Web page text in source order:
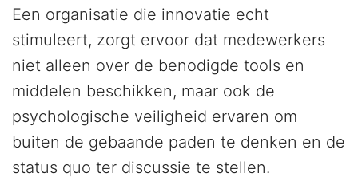
Een organisatie die innovatie echt
stimuleert, zorgt ervoor dat medewerkers
niet alleen over de benodigde tools en
middelen beschikken, maar ook de
psychologische veiligheid ervaren om
buiten de gebaande paden te denken en de
status quo ter discussie te stellen.